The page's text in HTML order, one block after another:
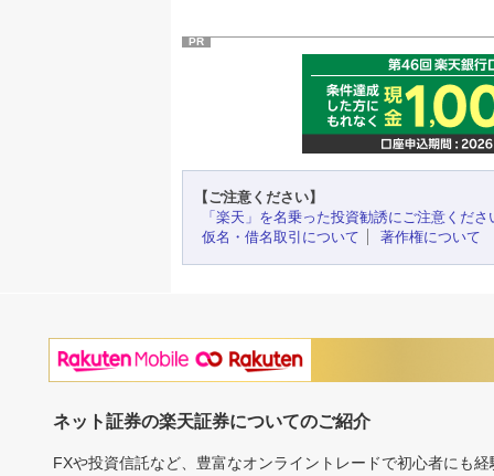
PR
【ご注意ください】
「楽天」を名乗った投資勧誘にご注意くださ
仮名・借名取引について
著作権について
ネット証券の楽天証券についてのご紹介
FXや投資信託など、豊富なオンライントレードで初心者にも